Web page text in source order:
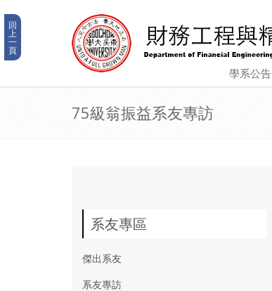
回
上
一
頁
學系公告
75級翁振益系友專訪
系友專區
傑出系友
系友專訪